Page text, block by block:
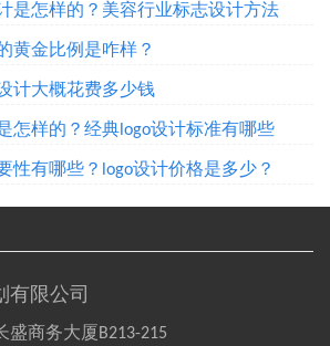
是怎样的？美容行业标志设计方法
黄金比例是咋样？
计大概花费多少钱
怎样的？经典logo设计标准有哪些
性有哪些？logo设计价格是多少？
有限公司
商务大厦B213-215